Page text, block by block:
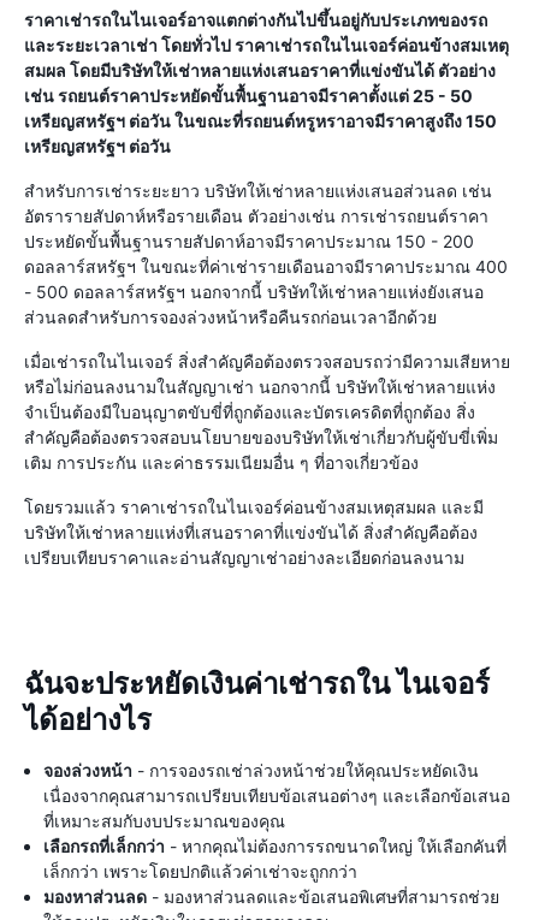
ราคาเช่ารถในไนเจอร์อาจแตกต่างกันไปขึ้นอยู่กับประเภทของรถ
และระยะเวลาเช่า โดยทั่วไป ราคาเช่ารถในไนเจอร์ค่อนข้างสมเหตุ
สมผล โดยมีบริษัทให้เช่าหลายแห่งเสนอราคาที่แข่งขันได้ ตัวอย่าง
เช่น รถยนต์ราคาประหยัดขั้นพื้นฐานอาจมีราคาตั้งแต่ 25 - 50
เหรียญสหรัฐฯ ต่อวัน ในขณะที่รถยนต์หรูหราอาจมีราคาสูงถึง 150
เหรียญสหรัฐฯ ต่อวัน
สำหรับการเช่าระยะยาว บริษัทให้เช่าหลายแห่งเสนอส่วนลด เช่น
อัตรารายสัปดาห์หรือรายเดือน ตัวอย่างเช่น การเช่ารถยนต์ราคา
ประหยัดขั้นพื้นฐานรายสัปดาห์อาจมีราคาประมาณ 150 - 200
ดอลลาร์สหรัฐฯ ในขณะที่ค่าเช่ารายเดือนอาจมีราคาประมาณ 400
- 500 ดอลลาร์สหรัฐฯ นอกจากนี้ บริษัทให้เช่าหลายแห่งยังเสนอ
ส่วนลดสำหรับการจองล่วงหน้าหรือคืนรถก่อนเวลาอีกด้วย
เมื่อเช่ารถในไนเจอร์ สิ่งสำคัญคือต้องตรวจสอบรถว่ามีความเสียหาย
หรือไม่ก่อนลงนามในสัญญาเช่า นอกจากนี้ บริษัทให้เช่าหลายแห่ง
จำเป็นต้องมีใบอนุญาตขับขี่ที่ถูกต้องและบัตรเครดิตที่ถูกต้อง สิ่ง
สำคัญคือต้องตรวจสอบนโยบายของบริษัทให้เช่าเกี่ยวกับผู้ขับขี่เพิ่ม
เติม การประกัน และค่าธรรมเนียมอื่น ๆ ที่อาจเกี่ยวข้อง
โดยรวมแล้ว ราคาเช่ารถในไนเจอร์ค่อนข้างสมเหตุสมผล และมี
บริษัทให้เช่าหลายแห่งที่เสนอราคาที่แข่งขันได้ สิ่งสำคัญคือต้อง
เปรียบเทียบราคาและอ่านสัญญาเช่าอย่างละเอียดก่อนลงนาม
ฉันจะประหยัดเงินค่าเช่ารถใน ไนเจอร์
ได้อย่างไร
จองล่วงหน้า - การจองรถเช่าล่วงหน้าช่วยให้คุณประหยัดเงิน
เนื่องจากคุณสามารถเปรียบเทียบข้อเสนอต่างๆ และเลือกข้อเสนอ
ที่เหมาะสมกับงบประมาณของคุณ
เลือกรถที่เล็กกว่า - หากคุณไม่ต้องการรถขนาดใหญ่ ให้เลือกคันที่
เล็กกว่า เพราะโดยปกติแล้วค่าเช่าจะถูกกว่า
มองหาส่วนลด - มองหาส่วนลดและข้อเสนอพิเศษที่สามารถช่วย